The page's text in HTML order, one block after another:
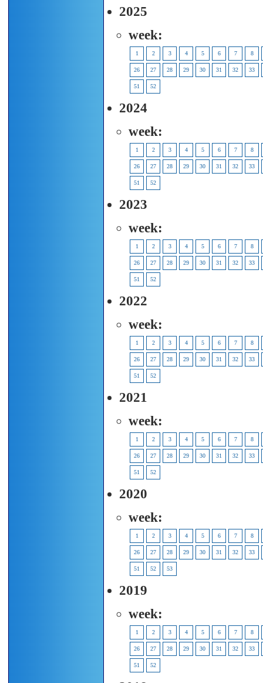
2025
week:
1 2 3 4 5 6 7 8
26 27 28 29 30 31 32 33
51 52
2024
week:
1 2 3 4 5 6 7 8
26 27 28 29 30 31 32 33
51 52
2023
week:
1 2 3 4 5 6 7 8
26 27 28 29 30 31 32 33
51 52
2022
week:
1 2 3 4 5 6 7 8
26 27 28 29 30 31 32 33
51 52
2021
week:
1 2 3 4 5 6 7 8
26 27 28 29 30 31 32 33
51 52
2020
week:
1 2 3 4 5 6 7 8
26 27 28 29 30 31 32 33
51 52 53
2019
week:
1 2 3 4 5 6 7 8
26 27 28 29 30 31 32 33
51 52